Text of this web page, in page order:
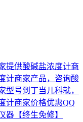
提供酸碱盐浓度计商
计商家产品，咨询酸
型号到丁当儿科就，
计商家价格优惠QQ
器【终生免修】